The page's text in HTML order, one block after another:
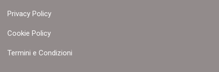
Privacy Policy
Cookie Policy
Termini e Condizioni